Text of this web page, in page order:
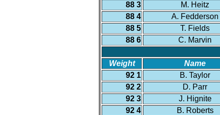
88 3
M. Heitz
88 4
A. Fedderson
88 5
T. Fields
88 6
C. Marvin
Weight
Name
92 1
B. Taylor
92 2
D. Parr
92 3
J. Hignite
92 4
B. Roberts